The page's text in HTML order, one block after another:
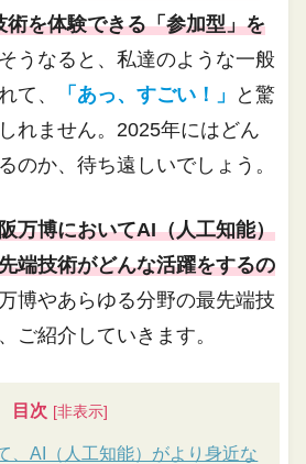
を体験できる「参加型」を
そうなると、私達のような一般
て、
「あっ、すごい！」
と驚
れません。2025年にはどん
のか、待ち遠しいでしょう。
万博においてAI（人工知能）
端技術がどんな活躍をするの
博やあらゆる分野の最先端技
ご紹介していきます。
目次
、AI（人工知能）がより身近な